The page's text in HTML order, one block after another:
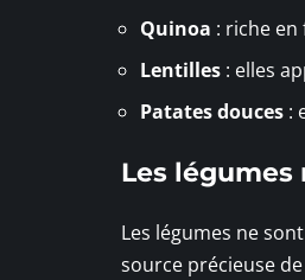
Quinoa : riche
Lentilles : elles
Patates douces :
Les légumes
Les légumes ne
source précieuse